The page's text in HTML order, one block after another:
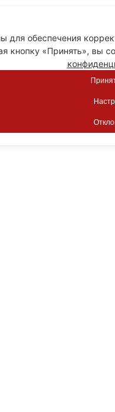
обеспечения
кнопку «Принять», вы